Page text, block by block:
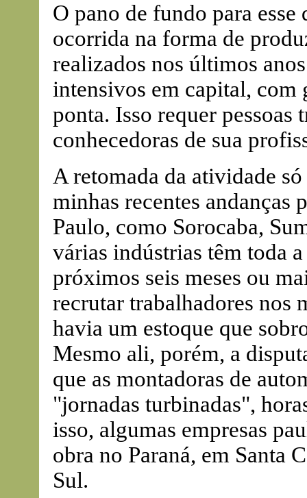
O pano de fundo para esse
ocorrida na forma de
realizados nos últimos
intensivos em capital, com
ponta. Isso requer pessoas
conhecedoras de sua
A retomada da atividade
minhas recentes andanças
Paulo, como Sorocaba,
várias indústrias têm toda
próximos seis meses ou
recrutar trabalhadores nos
havia um estoque que
Mesmo ali, porém, a
que as montadoras de
"jornadas turbinadas",
isso, algumas empresas
obra no Paraná, em Santa
Sul.